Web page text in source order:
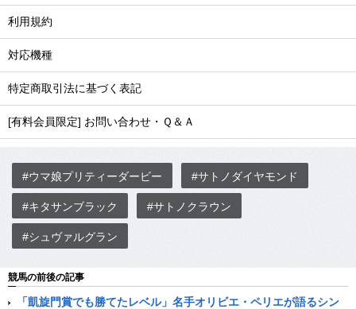
利用規約
対応機種
特定商取引法に基づく表記
[有料会員限定] お問い合わせ・Ｑ＆Ａ
#ウマ娘プリティーダービー #サトノダイヤモンド
#キタサンブラック #サトノクラウン
#シュヴァルグラン
競馬の前後の記事
「凱旋門賞でも勝てたレベル」名手オリビエ・ペリエが語るシン